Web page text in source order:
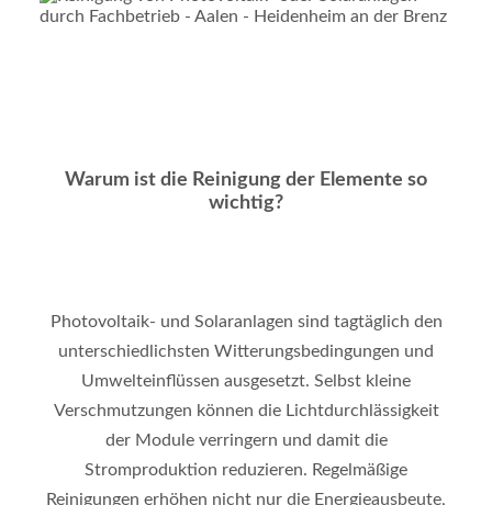
Warum ist die Reinigung der Elemente so
wichtig?
Photovoltaik- und Solaranlagen sind tagtäglich den
unterschiedlichsten Witterungsbedingungen und
Umwelteinflüssen ausgesetzt. Selbst kleine
Verschmutzungen können die Lichtdurchlässigkeit
der Module verringern und damit die
Stromproduktion reduzieren. Regelmäßige
Reinigungen erhöhen nicht nur die Energieausbeute,